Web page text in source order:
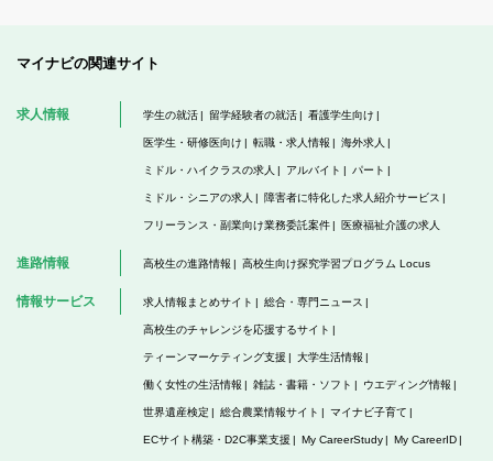
マイナビの関連サイト
求人情報 学生の就活 留学経験者の就活 看護学生向け
医学生・研修医向け 転職・求人情報 海外求人
ミドル・ハイクラスの求人 アルバイト パート
ミドル・シニアの求人 障害者に特化した求人紹介サービス
フリーランス・副業向け業務委託案件 医療福祉介護の求人
進路情報 高校生の進路情報 高校生向け探究学習プログラム Locus
情報サービス 求人情報まとめサイト 総合・専門ニュース
高校生のチャレンジを応援するサイト
ティーンマーケティング支援 大学生活情報
働く女性の生活情報 雑誌・書籍・ソフト ウエディング情報
世界遺産検定 総合農業情報サイト マイナビ子育て
ECサイト構築・D2C事業支援 My CareerStudy My CareerID